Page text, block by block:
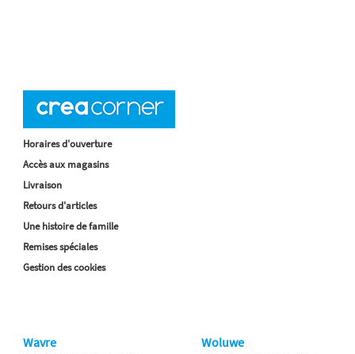
Horaires d'ouverture
Accès aux magasins
Livraison
Retours d'articles
Une histoire de famille
Remises spéciales
Gestion des cookies
Wavre Woluwe